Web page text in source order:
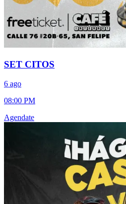
SET CITOS
6 ago
08:00 PM
Agendate